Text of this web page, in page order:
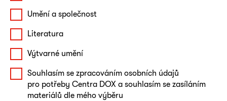
Umění a společnost
Literatura
Výtvarné umění
Souhlasím se zpracováním osobních údajů
pro potřeby Centra DOX a souhlasím se zasíláním
materiálů dle mého výběru